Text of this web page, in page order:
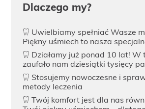
Dlaczego my?
Uwielbiamy spełniać Wasze
Piękny uśmiech to nasza
Działamy już ponad 10 lat! W
zaufało nam dziesiątki tysięcy
Stosujemy nowoczesne i
metody leczenia
Twój komfort jest dla nas